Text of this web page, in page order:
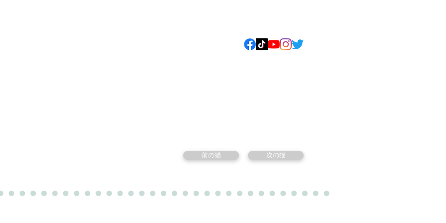
前の猫 次の猫